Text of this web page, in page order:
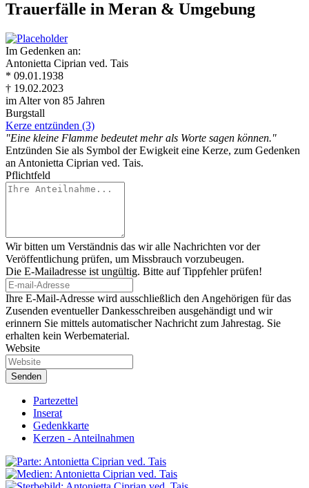
Trauerfälle in Meran & Umgebung
Im Gedenken an:
Antonietta Ciprian ved. Tais
* 09.01.1938
† 19.02.2023
im Alter von 85 Jahren
Burgstall
Kerze entzünden (3)
"Eine kleine Flamme bedeutet mehr als Worte sagen können."
Entzünden Sie als Symbol der Ewigkeit eine Kerze, zum Gedenken
an Antonietta Ciprian ved. Tais.
Pflichtfeld
Wir bitten um Verständnis das wir alle Nachrichten vor der
Veröffentlichung prüfen, um Missbrauch vorzubeugen.
Die E-Mailadresse ist ungültig. Bitte auf Tippfehler prüfen!
Ihre E-Mail-Adresse wird ausschließlich den Angehörigen für das
Zusenden eventueller Dankesschreiben ausgehändigt und wir
erinnern Sie mittels automatischer Nachricht zum Jahrestag. Sie
erhalten kein Werbematerial.
Website
Partezettel
Inserat
Gedenkkarte
Kerzen - Anteilnahmen